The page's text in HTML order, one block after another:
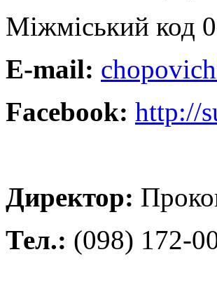
Міжміський код
E-mail:
Facebook: http://
Директор:
Тел.: (098) 172-